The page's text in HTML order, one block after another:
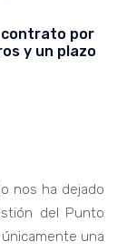
contrato por
y un plazo
nos ha dejado
del Punto
una